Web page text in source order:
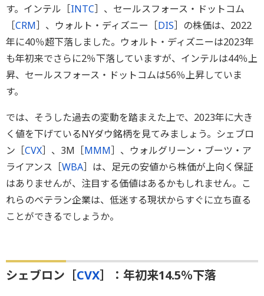
す。インテル［INTC］、セールスフォース・ドットコム
［CRM］、ウォルト・ディズニー［DIS］の株価は、2022
年に40％超下落しました。ウォルト・ディズニーは2023年
も年初来でさらに2％下落していますが、インテルは44％上
昇、セールスフォース・ドットコムは56％上昇していま
す。
では、そうした過去の変動を踏まえた上で、2023年に大き
く値を下げているNYダウ銘柄を見てみましょう。シェブロ
ン［CVX］、3M［MMM］、ウォルグリーン・ブーツ・ア
ライアンス［WBA］は、足元の安値から株価が上向く保証
はありませんが、注目する価値はあるかもしれません。こ
れらのベテラン企業は、低迷する現状からすぐに立ち直る
ことができるでしょうか。
シェブロン［CVX］：年初来14.5％下落